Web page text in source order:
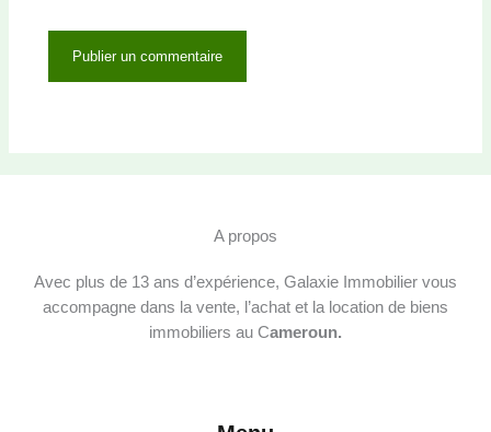
A propos
Avec plus de 13 ans d’expérience, Galaxie Immobilier vous
accompagne dans la vente, l’achat et la location de biens
immobiliers au Cameroun.